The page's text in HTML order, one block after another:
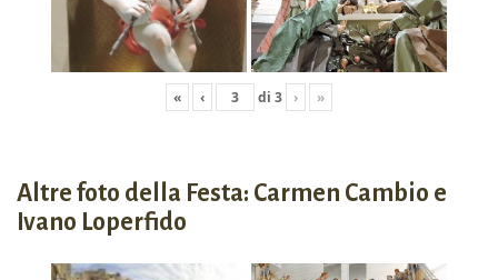
« ‹ di 3 › »
Altre foto della Festa: Carmen Cambio e
Ivano Loperfido